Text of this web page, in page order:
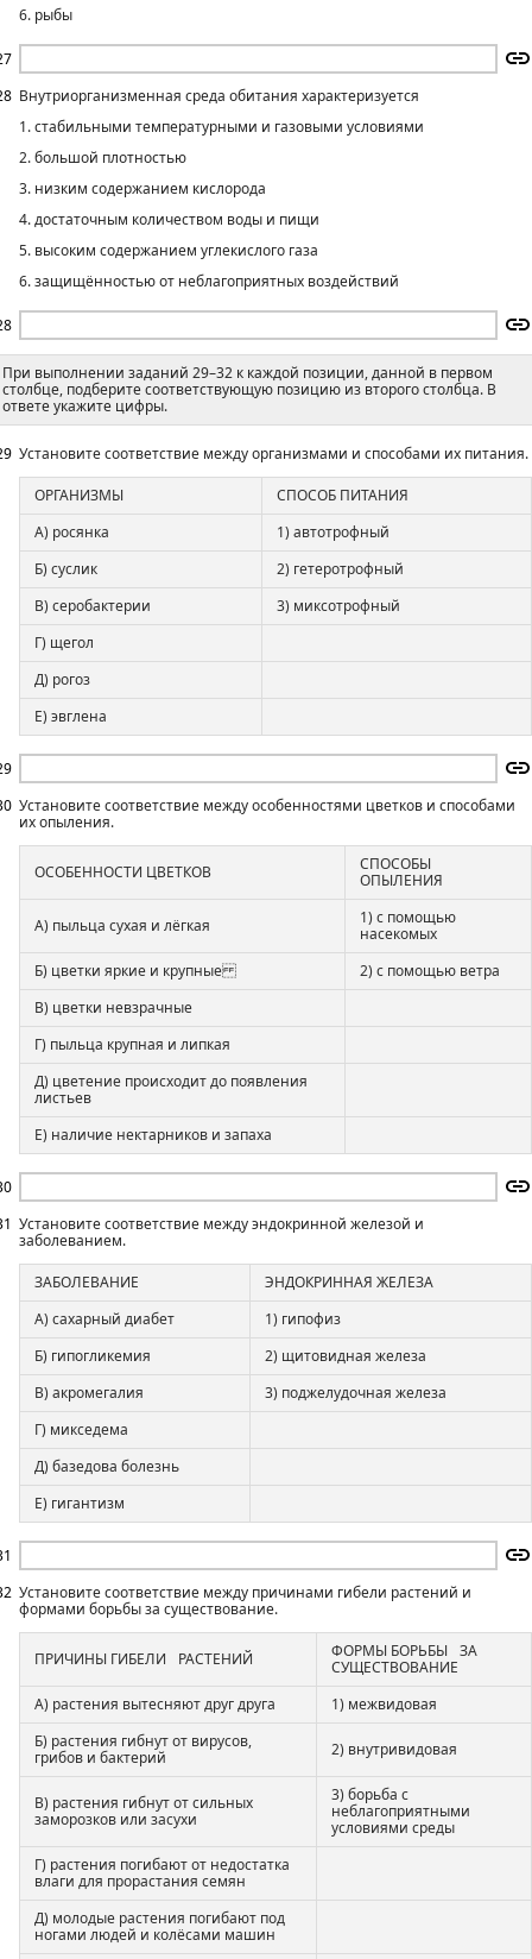
6. рыбы
Внутриорганизменная среда обитания характеризуется
1. стабильными температурными и газовыми условиями
2. большой плотностью
3. низким содержанием кислорода
4. достаточным количеством воды и пищи
5. высоким содержанием углекислого газа
6. защищённостью от неблагоприятных воздействий
При выполнении заданий 29–32 к каждой позиции, данной в первом
столбце, подберите соответствующую позицию из второго столбца. В
ответе укажите цифры.
Установите соответствие между организмами и способами их питания.
ОРГАНИЗМЫ
СПОСОБ ПИТАНИЯ
А) росянка
1) автотрофный
Б) суслик
2) гетеротрофный
В) серобактерии
3) миксотрофный
Г) щегол
Д) рогоз
Е) эвглена
Установите соответствие между особенностями цветков и способами
их опыления.
ОСОБЕННОСТИ ЦВЕТКОВ
СПОСОБЫ
ОПЫЛЕНИЯ
А) пыльца сухая и лёгкая
1) с помощью
насекомых
Б) цветки яркие и крупные
2) с помощью ветра
В) цветки невзрачные
Г) пыльца крупная и липкая
Д) цветение происходит до появления
листьев
Е) наличие нектарников и запаха
Установите соответствие между эндокринной железой и
заболеванием.
ЗАБОЛЕВАНИЕ
ЭНДОКРИННАЯ ЖЕЛЕЗА
А) сахарный диабет
1) гипофиз
Б) гипогликемия
2) щитовидная железа
В) акромегалия
3) поджелудочная железа
Г) микседема
Д) базедова болезнь
Е) гигантизм
Установите соответствие между причинами гибели растений и
формами борьбы за существование.
ПРИЧИНЫ ГИБЕЛИ РАСТЕНИЙ
ФОРМЫ БОРЬБЫ ЗА
СУЩЕСТВОВАНИЕ
А) растения вытесняют друг друга
1) межвидовая
Б) растения гибнут от вирусов,
грибов и бактерий
2) внутривидовая
В) растения гибнут от сильных
заморозков или засухи
3) борьба с
неблагоприятными
условиями среды
Г) растения погибают от недостатка
влаги для прорастания семян
Д) молодые растения погибают под
ногами людей и колёсами машин